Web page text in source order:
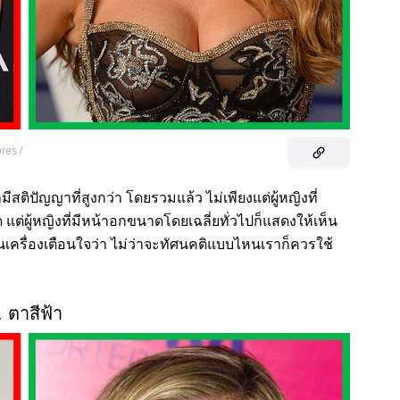
/
ติปัญญาที่สูงกว่า โดยรวมแล้ว ไม่เพียงแต่ผู้หญิงที่
ต่ผู้หญิงที่มีหน้าอกขนาดโดยเฉลี่ยทั่วไปก็แสดงให้เห็น
รื่องเตือนใจว่า ไม่ว่าจะทัศนคติแบบไหนเราก็ควรใช้
ตาสีฟ้า